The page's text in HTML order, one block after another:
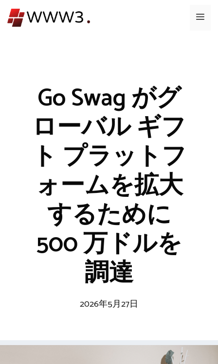
ン
メ
Go Swag がグ
ローバル ギフ
ト プラットフ
ォームを拡大
するために
500 万ドルを
調達
2026年5月27日